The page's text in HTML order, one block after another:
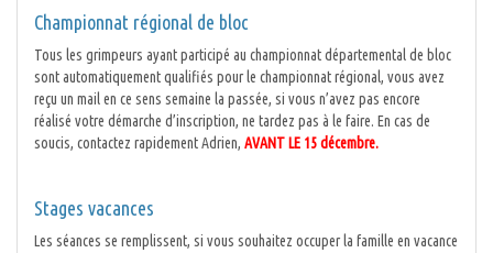
Championnat régional de bloc
Tous les grimpeurs ayant participé au championnat départemental de bloc
sont automatiquement qualifiés pour le championnat régional, vous avez
reçu un mail en ce sens semaine la passée, si vous n’avez pas encore
réalisé votre démarche d’inscription, ne tardez pas à le faire. En cas de
soucis, contactez rapidement Adrien, AVANT LE 15 décembre.
Stages vacances
Les séances se remplissent, si vous souhaitez occuper la famille en vacance